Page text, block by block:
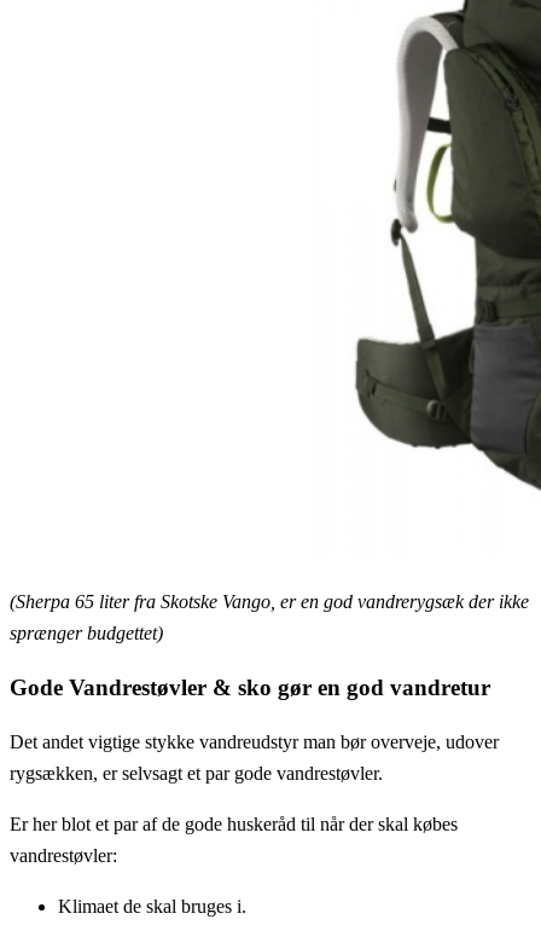
(Sherpa 65 liter fra Skotske Vango, er en god vandrerygsæk der ikke
sprænger budgettet)
Gode Vandrestøvler & sko gør en god vandretur
Det andet vigtige stykke vandreudstyr man bør overveje, udover
rygsækken, er selvsagt et par gode vandrestøvler.
Er her blot et par af de gode huskeråd til når der skal købes
vandrestøvler:
Klimaet de skal bruges i.